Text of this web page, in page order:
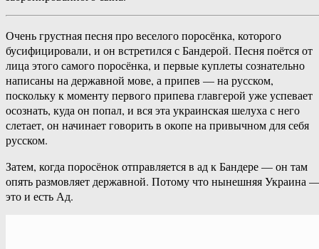
Очень грустная песня про веселого поросёнка, которого
бусифицировали, и он встретился с Бандерой. Песня поётся от
лица этого самого поросёнка, и первые куплеты сознательно
написаны на державной мове, а припев — на русском,
поскольку к моменту первого припева главгерой уже успевает
осознать, куда он попал, и вся эта украинская шелуха с него
слетает, он начинает говорить в окопе на привычном для себя
русском.
Затем, когда поросёнок отправляется в ад к Бандере — он там
опять размовляет державной. Потому что нынешняя Украина
это и есть Ад.